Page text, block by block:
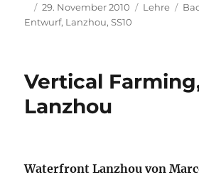
Autor
Veröffentlicht
am
29. November 2010 Kategorien
Lehre
Entwurf, Lanzhou,SS10
Vertical
Lanzhou
Waterfront Lanzhou von